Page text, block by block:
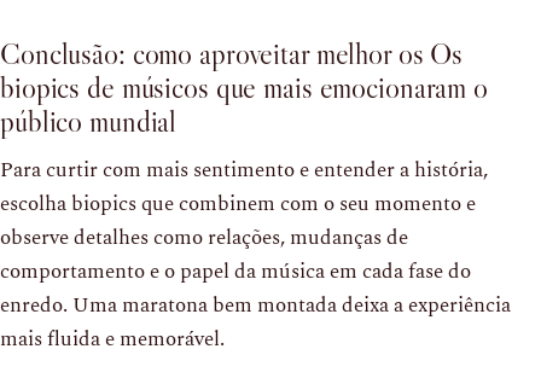
Conclusão: como aproveitar melhor os Os
biopics de músicos que mais emocionaram o
público mundial
Para curtir com mais sentimento e entender a história,
escolha biopics que combinem com o seu momento e
observe detalhes como relações, mudanças de
comportamento e o papel da música em cada fase do
enredo. Uma maratona bem montada deixa a experiência
mais fluida e memorável.